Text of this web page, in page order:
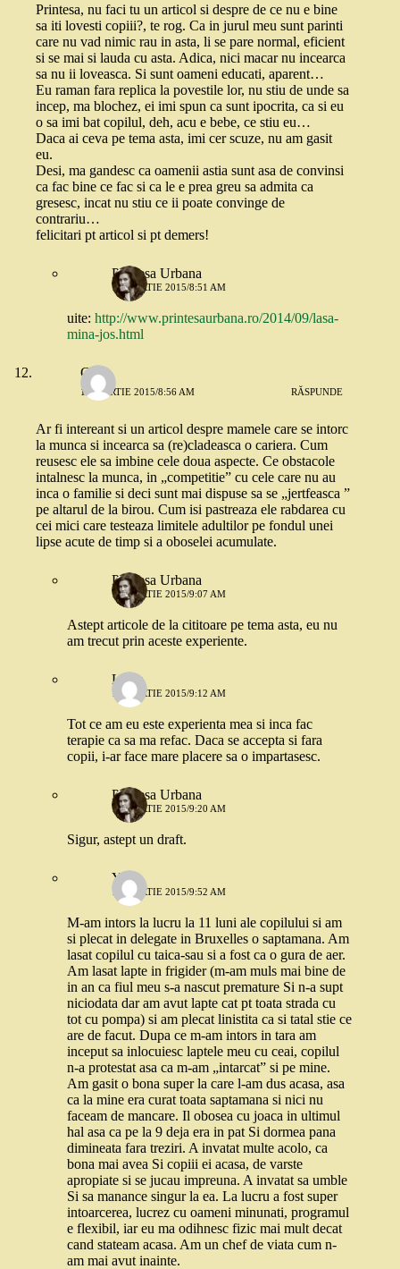
Printesa, nu faci tu un articol si despre de ce nu e bine
sa iti lovesti copiii?, te rog. Ca in jurul meu sunt parinti
care nu vad nimic rau in asta, li se pare normal, eficient
si se mai si lauda cu asta. Adica, nici macar nu incearca
sa nu ii loveasca. Si sunt oameni educati, aparent…
Eu raman fara replica la povestile lor, nu stiu de unde sa
incep, ma blochez, ei imi spun ca sunt ipocrita, ca si eu
o sa imi bat copilul, deh, acu e bebe, ce stiu eu…
Daca ai ceva pe tema asta, imi cer scuze, nu am gasit
eu.
Desi, ma gandesc ca oamenii astia sunt asa de convinsi
ca fac bine ce fac si ca le e prea greu sa admita ca
gresesc, incat nu stiu ce ii poate convinge de
contrariu…
felicitari pt articol si pt demers!
Printesa Urbana
13 MARTIE 2015/8:51 AM
uite: http://www.printesaurbana.ro/2014/09/lasa-
mina-jos.html
C.
13 MARTIE 2015/8:56 AM RĂSPUNDE
Ar fi intereant si un articol despre mamele care se intorc
la munca si incearca sa (re)cladeasca o cariera. Cum
reusesc ele sa imbine cele doua aspecte. Ce obstacole
intalnesc la munca, in „competitie” cu cele care nu au
inca o familie si deci sunt mai dispuse sa se „jertfeasca ”
pe altarul de la birou. Cum isi pastreaza ele rabdarea cu
cei mici care testeaza limitele adultilor pe fondul unei
lipse acute de timp si a oboselei acumulate.
Printesa Urbana
13 MARTIE 2015/9:07 AM
Astept articole de la cititoare pe tema asta, eu nu
am trecut prin aceste experiente.
Luiza
13 MARTIE 2015/9:12 AM
Tot ce am eu este experienta mea si inca fac
terapie ca sa ma refac. Daca se accepta si fara
copii, i-ar face mare placere sa o impartasesc.
Printesa Urbana
13 MARTIE 2015/9:20 AM
Sigur, astept un draft.
Yoyo
13 MARTIE 2015/9:52 AM
M-am intors la lucru la 11 luni ale copilului si am
si plecat in delegate in Bruxelles o saptamana. Am
lasat copilul cu taica-sau si a fost ca o gura de aer.
Am lasat lapte in frigider (m-am muls mai bine de
in an ca fiul meu s-a nascut premature Si n-a supt
niciodata dar am avut lapte cat pt toata strada cu
tot cu pompa) si am plecat linistita ca si tatal stie ce
are de facut. Dupa ce m-am intors in tara am
inceput sa inlocuiesc laptele meu cu ceai, copilul
n-a protestat asa ca m-am „intarcat” si pe mine.
Am gasit o bona super la care l-am dus acasa, asa
ca la mine era curat toata saptamana si nici nu
faceam de mancare. Il obosea cu joaca in ultimul
hal asa ca pe la 9 deja era in pat Si dormea pana
dimineata fara treziri. A invatat multe acolo, ca
bona mai avea Si copiii ei acasa, de varste
apropiate si se jucau impreuna. A invatat sa umble
Si sa manance singur la ea. La lucru a fost super
intoarcerea, lucrez cu oameni minunati, programul
e flexibil, iar eu ma odihnesc fizic mai mult decat
cand stateam acasa. Am un chef de viata cum n-
am mai avut inainte.